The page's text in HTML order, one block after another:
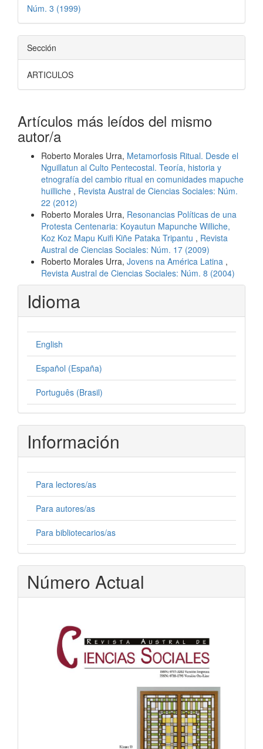
Núm. 3 (1999)
Sección
ARTICULOS
Artículos más leídos del mismo
autor/a
Roberto Morales Urra, Metamorfosis Ritual. Desde el
Nguillatun al Culto Pentecostal. Teoría, historia y
etnografía del cambio ritual en comunidades mapuche
huilliche , Revista Austral de Ciencias Sociales: Núm.
22 (2012)
Roberto Morales Urra, Resonancias Políticas de una
Protesta Centenaria: Koyautun Mapunche Williche,
Koz Koz Mapu Kuifi Kiñe Pataka Tripantu , Revista
Austral de Ciencias Sociales: Núm. 17 (2009)
Roberto Morales Urra, Jovens na América Latina ,
Revista Austral de Ciencias Sociales: Núm. 8 (2004)
Idioma
English
Español (España)
Português (Brasil)
Información
Para lectores/as
Para autores/as
Para bibliotecarios/as
Número Actual